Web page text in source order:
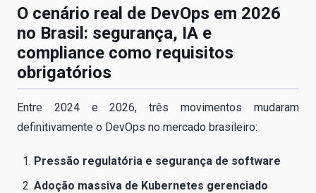
O cenário real de DevOps em 2026
no Brasil: segurança, IA e
compliance como requisitos
obrigatórios
Entre 2024 e 2026, três movimentos mudaram
definitivamente o DevOps no mercado brasileiro:
Pressão regulatória e segurança de software
Adoção massiva de Kubernetes gerenciado